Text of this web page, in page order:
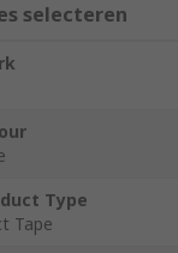
selecteren
Type
Tape